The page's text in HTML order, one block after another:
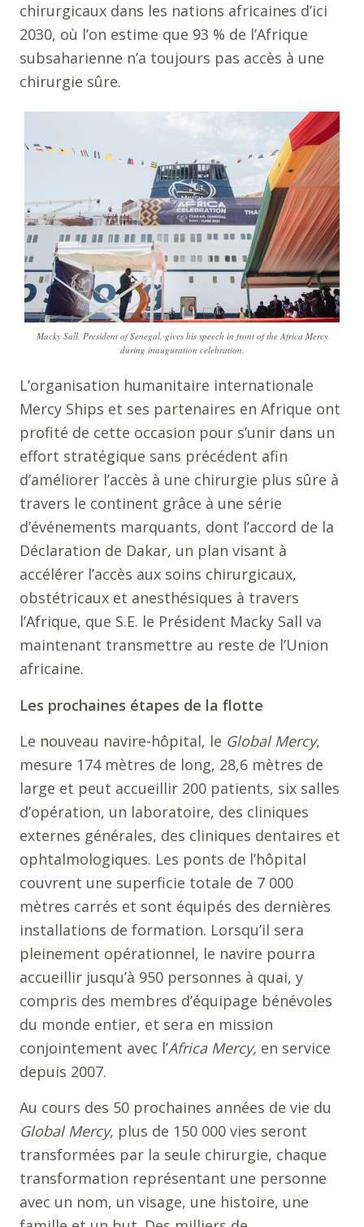
chirurgicaux dans les nations africaines d’ici
2030, où l’on estime que 93 % de l’Afrique
subsaharienne n’a toujours pas accès à une
chirurgie sûre.
Macky Sall, President of Senegal, gives his speech in front of the Africa Mercy
during inauguration celebration.
L’organisation humanitaire internationale
Mercy Ships et ses partenaires en Afrique ont
profité de cette occasion pour s’unir dans un
effort stratégique sans précédent afin
d’améliorer l’accès à une chirurgie plus sûre à
travers le continent grâce à une série
d’événements marquants, dont l’accord de la
Déclaration de Dakar, un plan visant à
accélérer l’accès aux soins chirurgicaux,
obstétricaux et anesthésiques à travers
l’Afrique, que S.E. le Président Macky Sall va
maintenant transmettre au reste de l’Union
africaine.
Les prochaines étapes de la flotte
Le nouveau navire-hôpital, le Global Mercy,
mesure 174 mètres de long, 28,6 mètres de
large et peut accueillir 200 patients, six salles
d’opération, un laboratoire, des cliniques
externes générales, des cliniques dentaires et
ophtalmologiques. Les ponts de l’hôpital
couvrent une superficie totale de 7 000
mètres carrés et sont équipés des dernières
installations de formation. Lorsqu’il sera
pleinement opérationnel, le navire pourra
accueillir jusqu’à 950 personnes à quai, y
compris des membres d’équipage bénévoles
du monde entier, et sera en mission
conjointement avec l’Africa Mercy, en service
depuis 2007.
Au cours des 50 prochaines années de vie du
Global Mercy, plus de 150 000 vies seront
transformées par la seule chirurgie, chaque
transformation représentant une personne
avec un nom, un visage, une histoire, une